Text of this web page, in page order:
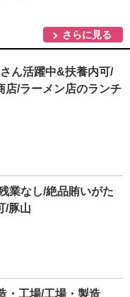
さらに見る
ん活躍中&扶養内可/
店/ラーメン店のランチ
業なし/絶品賄いがた
/豚山
・工場/工場・製造